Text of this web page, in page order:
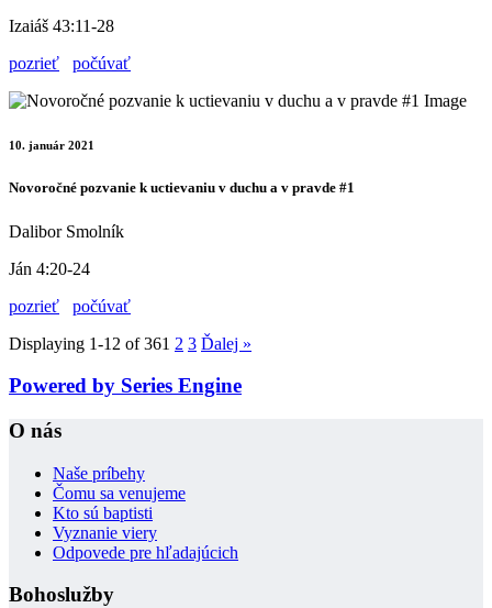
Izaiáš 43:11-28
pozrieť
počúvať
10. január 2021
Novoročné pozvanie k uctievaniu v duchu a v pravde #1
Dalibor Smolník
Ján 4:20-24
pozrieť
počúvať
Displaying 1-12 of 361 2 3 Ďalej »
Powered by Series Engine
O nás
Naše príbehy
Čomu sa venujeme
Kto sú baptisti
Vyznanie viery
Odpovede pre hľadajúcich
Bohoslužby